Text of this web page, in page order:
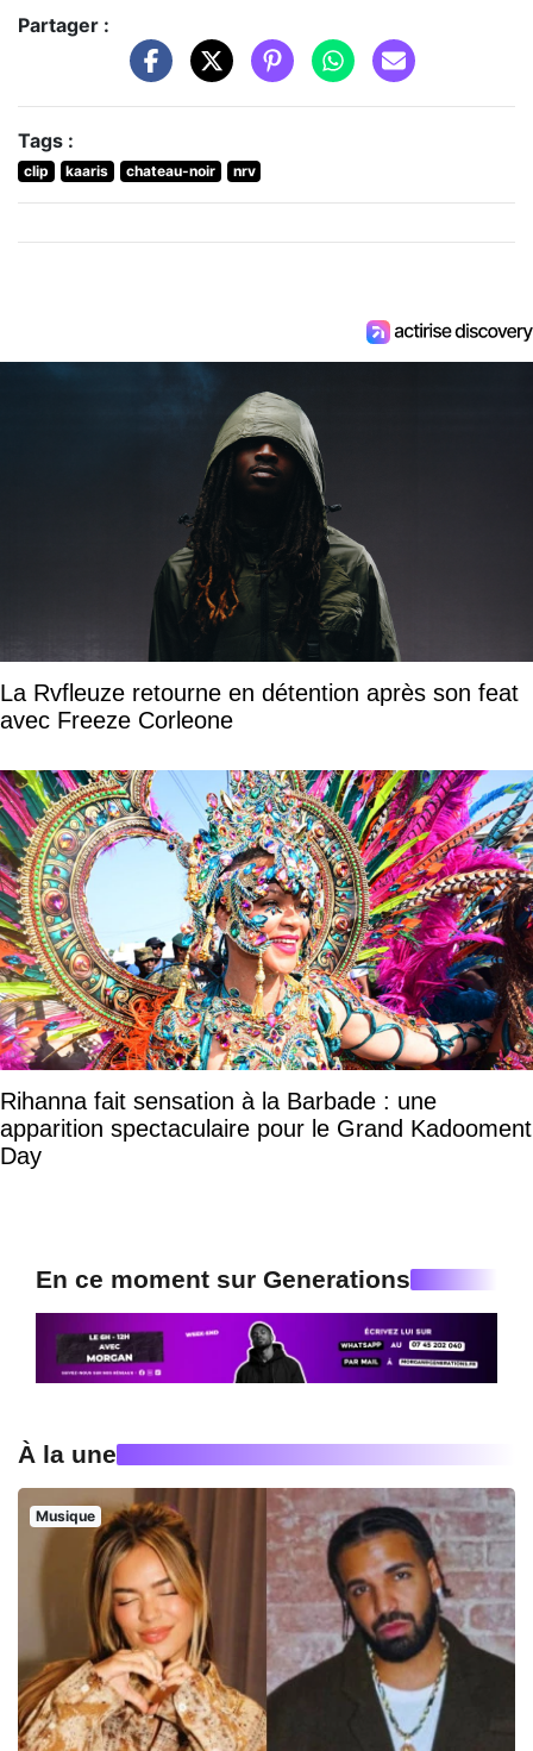
Partager :
Tags :
clip kaaris chateau-noir nrv
La Rvfleuze retourne en détention après son feat
avec Freeze Corleone
Rihanna fait sensation à la Barbade : une
apparition spectaculaire pour le Grand Kadooment
Day
En ce moment sur Generations
À la une
Musique